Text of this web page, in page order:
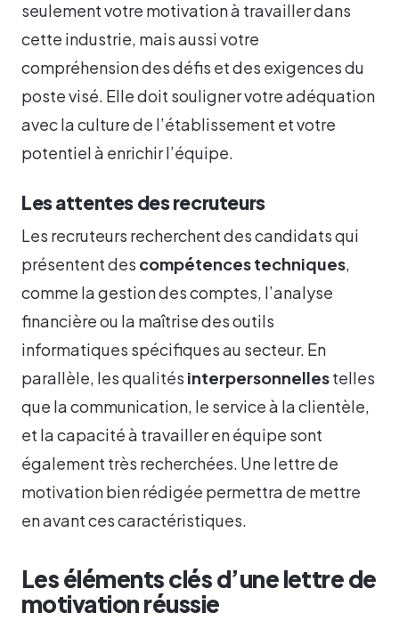
seulement votre motivation à travailler dans
cette industrie, mais aussi votre
compréhension des défis et des exigences du
poste visé. Elle doit souligner votre adéquation
avec la culture de l’établissement et votre
potentiel à enrichir l’équipe.
Les attentes des recruteurs
Les recruteurs recherchent des candidats qui
présentent des compétences techniques,
comme la gestion des comptes, l’analyse
financière ou la maîtrise des outils
informatiques spécifiques au secteur. En
parallèle, les qualités interpersonnellestelles
que la communication, le service à la clientèle,
et la capacité à travailler en équipe sont
également très recherchées. Une lettre de
motivation bien rédigée permettra de mettre
en avant ces caractéristiques.
Les éléments clés d’une lettre de
motivation réussie